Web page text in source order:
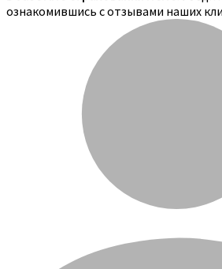
ознакомившись с отзывами наших